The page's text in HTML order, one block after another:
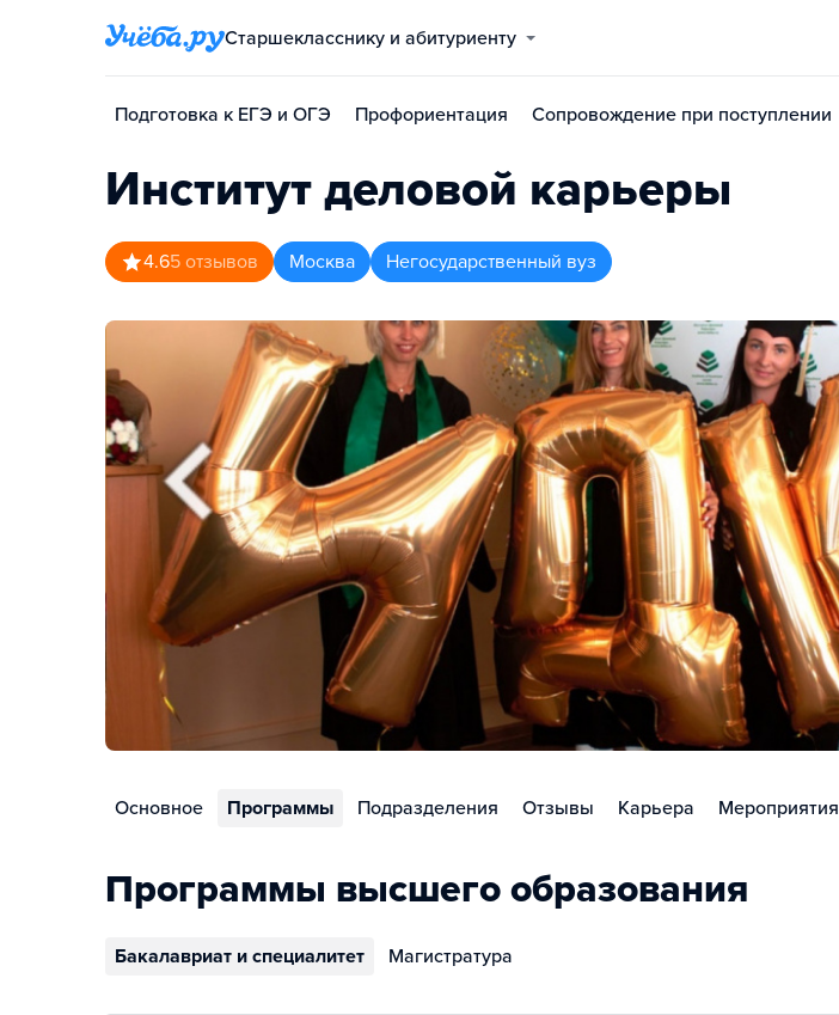
Старшекласснику и абитуриенту
Подготовка к ЕГЭ и ОГЭ Профориентация Сопровождение при поступлении
Институт деловой карьеры
4.65 отзывов Москва Негосударственный вуз
Основное Программы Подразделения Отзывы Карьера Мероприятия
Программы высшего образования
Бакалавриат и специалитет Магистратура